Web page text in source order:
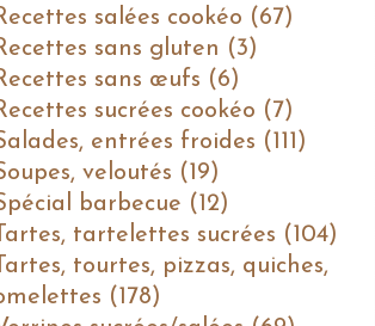
salées cookéo (67)
sans gluten (3)
sans œufs (6)
sucrées cookéo (7)
entrées froides (111)
veloutés (19)
barbecue (12)
Tartes, tartelettes sucrées (104)
Tartes, tourtes, pizzas, quiches,
(178)